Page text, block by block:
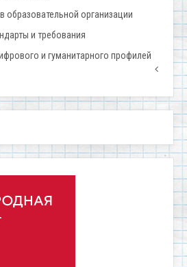
образовательной организации
и требования
и гуманитарного профилей